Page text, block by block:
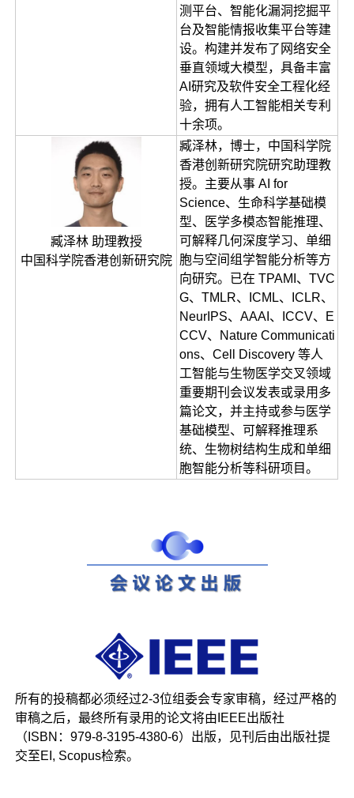
测平台、智能化漏洞挖掘平
台及智能情报收集平台等建
设。构建并发布了网络安全
垂直领域大模型，具备丰富
AI研究及软件安全工程化经
验，拥有人工智能相关专利
十余项。
臧泽林 助理教授
中国科学院香港创新研究院
臧泽林，博士，中国科学院
香港创新研究院研究助理教
授。主要从事 AI for
Science、生命科学基础模
型、医学多模态智能推理、
可解释几何深度学习、单细
胞与空间组学智能分析等方
向研究。已在 TPAMI、TVC
G、TMLR、ICML、ICLR、
NeurIPS、AAAI、ICCV、E
CCV、Nature Communicati
ons、Cell Discovery 等人
工智能与生物医学交叉领域
重要期刊会议发表或录用多
篇论文，并主持或参与医学
基础模型、可解释推理系
统、生物树结构生成和单细
胞智能分析等科研项目。
所有的投稿都必须经过2-3位组委会专家审稿，经过严格的
审稿之后，最终所有录用的论文将由IEEE出版社
（ISBN：979-8-3195-4380-6）出版，见刊后由出版社提
交至EI, Scopus检索。